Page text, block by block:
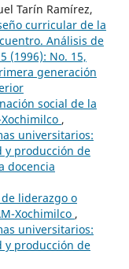
Tarín Ramírez,
curricular de la
Análisis de
(1996): No. 15,
generación
social de la
,
universitarios:
y producción de
docencia
liderazgo o
Xochimilco ,
universitarios:
y producción de